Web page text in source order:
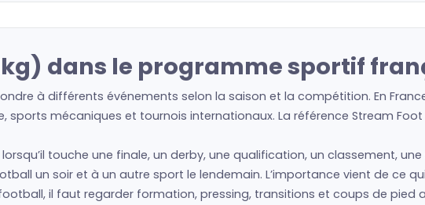
dans le programme sportif
à différents événements selon la saison et la compétition. En
sports mécaniques et tournois internationaux. La référence Stream
touche une finale, un derby, une qualification, un classement,
un soir et à un autre sport le lendemain. L’importance vient de ce
football, il faut regarder formation, pressing, transitions et coups de pied